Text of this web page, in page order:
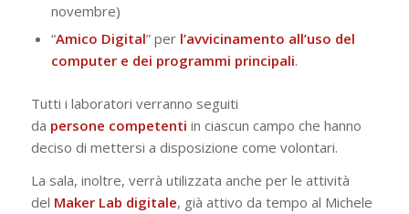
novembre)
“Amico Digital” per l’avvicinamento all’uso del
computer e dei programmi principali.
Tutti i laboratori verranno seguiti
da persone competenti in ciascun campo che hanno
deciso di mettersi a disposizione come volontari.
La sala, inoltre, verrà utilizzata anche per le attività
del Maker Lab digitale, già attivo da tempo al Michele